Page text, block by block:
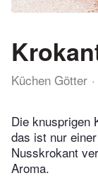
Küchen Götter
Die knusprigen
das ist nur
Nusskrokant
Aroma.